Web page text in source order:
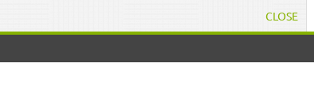
CLOSE